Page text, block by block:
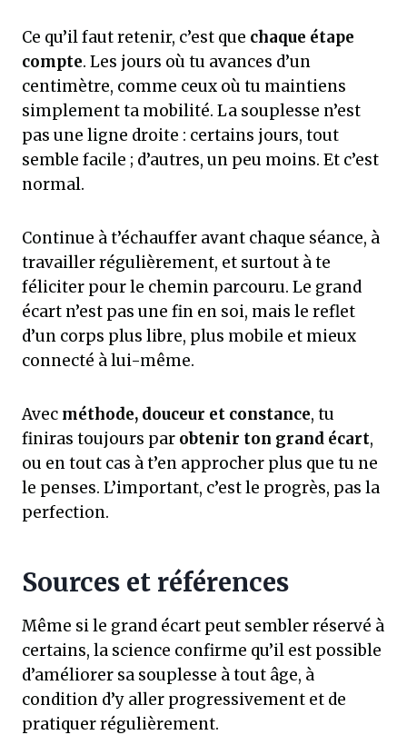
Ce qu’il faut retenir, c’est que chaque étape
compte. Les jours où tu avances d’un
centimètre, comme ceux où tu maintiens
simplement ta mobilité. La souplesse n’est
pas une ligne droite : certains jours, tout
semble facile ; d’autres, un peu moins. Et c’est
normal.
Continue à t’échauffer avant chaque séance, à
travailler régulièrement, et surtout à te
féliciter pour le chemin parcouru. Le grand
écart n’est pas une fin en soi, mais le reflet
d’un corps plus libre, plus mobile et mieux
connecté à lui-même.
Avec méthode, douceur et constance, tu
finiras toujours par obtenir ton grand écart,
ou en tout cas à t’en approcher plus que tu ne
le penses. L’important, c’est le progrès, pas la
perfection.
Sources et références
Même si le grand écart peut sembler réservé à
certains, la science confirme qu’il est possible
d’améliorer sa souplesse à tout âge, à
condition d’y aller progressivement et de
pratiquer régulièrement.